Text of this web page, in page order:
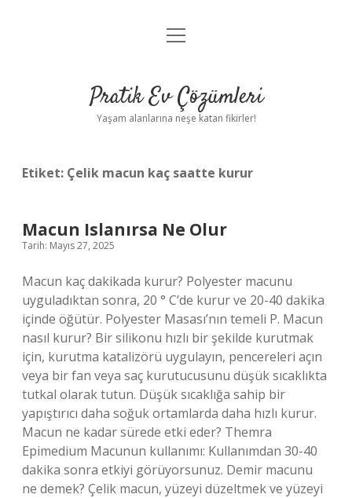
Anasayfa
Yasal Uyarı
menüyü
Pratik Ev Çözümleri
Yaşam alanlarına neşe katan fikirler!
Etiket: Çelik macun kaç saatte kurur
Macun Islanırsa Ne Olur
Tarih: Mayıs 27, 2025
Macun kaç dakikada kurur? Polyester macunu
uyguladıktan sonra, 20 ° C’de kurur ve 20-40 dakika
içinde öğütür. Polyester Masası’nın temeli P. Macun
nasıl kurur? Bir silikonu hızlı bir şekilde kurutmak
için, kurutma katalizörü uygulayın, pencereleri açın
veya bir fan veya saç kurutucusunu düşük sıcaklıkta
tutkal olarak tutun. Düşük sıcaklığa sahip bir
yapıştırıcı daha soğuk ortamlarda daha hızlı kurur.
Macun ne kadar sürede etki eder? Themra
Epimedium Macunun kullanımı: Kullanımdan 30-40
dakika sonra etkiyi görüyorsunuz. Demir macunu
ne demek? Çelik macun, yüzeyi düzeltmek ve yüzeyi